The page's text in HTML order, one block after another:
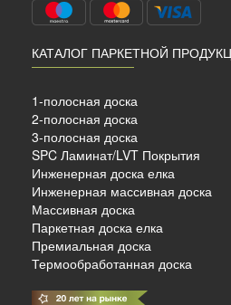
м²
КАТАЛОГ ПАРКЕТНОЙ
1-полосная доска
2-полосная доска
3-полосная доска
SPC Ламинат/LVT Покрытия
Инженерная доска елка
Инженерная массивная доска
Массивная доска
Паркетная доска елка
Премиальная доска
Термообработанная доска